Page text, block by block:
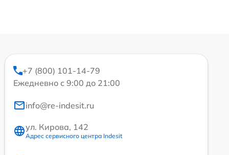
+7 (800) 101-14-79
Ежедневно с 9:00 до 21:00
info@re-indesit.ru
ул. Кирова, 142
Адрес сервисного центра Indesit